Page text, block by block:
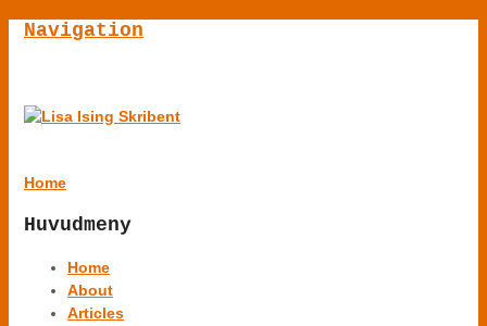
Navigation
Home
Huvudmeny
Home
About
Articles